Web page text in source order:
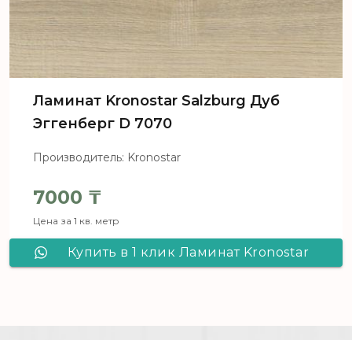
Ламинат Kronostar Salzburg Дуб
Эггенберг D 7070
Производитель: Kronostar
7000 ₸
Цена за 1 кв. метр
Купить в 1 клик Ламинат Kronostar